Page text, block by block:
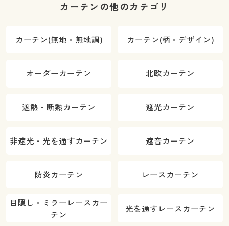
カーテンの他のカテゴリ
カーテン(無地・無地調) カーテン(柄・デザイン)
オーダーカーテン 北欧カーテン
遮熱・断熱カーテン 遮光カーテン
非遮光・光を通すカーテン 遮音カーテン
防炎カーテン レースカーテン
目隠し・ミラーレースカー
テン
光を通すレースカーテン